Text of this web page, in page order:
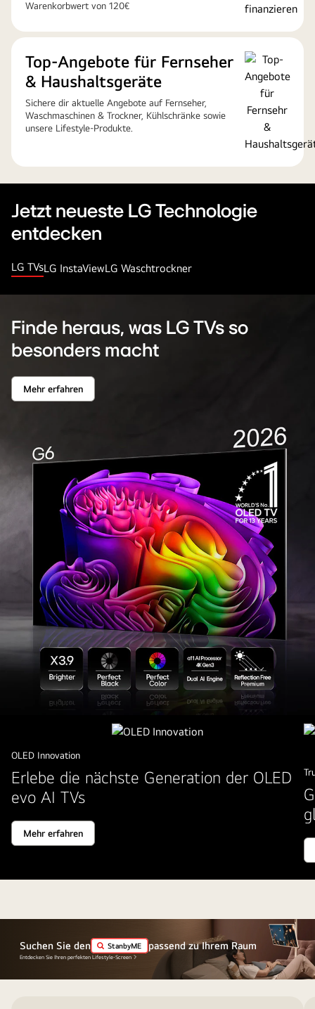
Warenkorbwert von 120€
Top-Angebote für Fernseher
& Haushaltsgeräte
Sichere dir aktuelle Angebote auf Fernseher,
Waschmaschinen & Trockner, Kühlschränke sowie
unsere Lifestyle-Produkte.
Jetzt neueste LG Technologie
entdecken
LG TVsLG InstaViewLG Waschtrockner
von
einem
und
einer
Frau,
einem
Finde heraus, was LG TVs so
besonders macht
Finde
heraus,
besonders
macht
Mehr erfahren
OLED Innovation
Erlebe die nächste Generation der OLED
evo AI TVs
Mehr erfahren
Suchen Sie den StanbyME passend zu Ihrem Raum
Entdecken Sie Ihren perfekten Lifestyle-Screen